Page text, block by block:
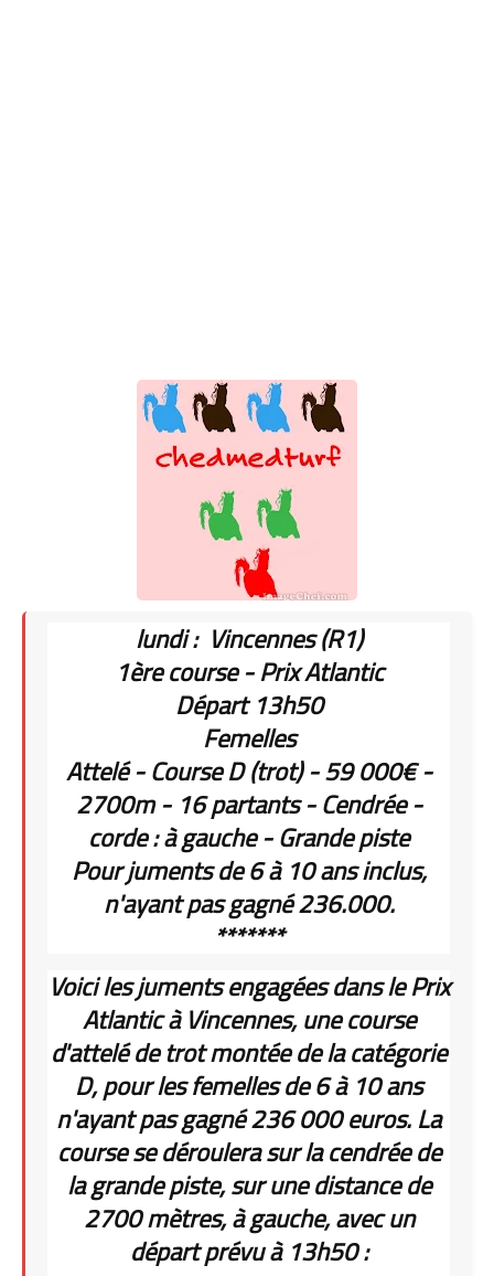
lundi : Vincennes (R1)
1ère course - Prix Atlantic
Départ 13h50
Femelles
Attelé - Course D (trot) - 59 000€ -
2700m - 16 partants - Cendrée -
corde : à gauche - Grande piste
Pour juments de 6 à 10 ans inclus,
n'ayant pas gagné 236.000.
*******
Voici les juments engagées dans le Prix
Atlantic à Vincennes, une course
d'attelé de trot montée de la catégorie
D, pour les femelles de 6 à 10 ans
n'ayant pas gagné 236 000 euros. La
course se déroulera sur la cendrée de
la grande piste, sur une distance de
2700 mètres, à gauche, avec un
départ prévu à 13h50 :